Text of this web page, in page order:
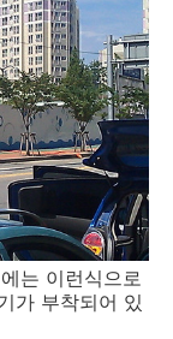
는 이런식으로
가 부착되어 있